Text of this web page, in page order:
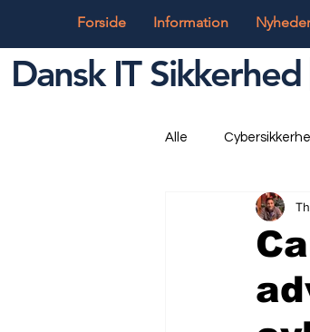
Forside Information Nyheder
Dansk IT Sikkerhed
Alle
Globalt og Digitalt